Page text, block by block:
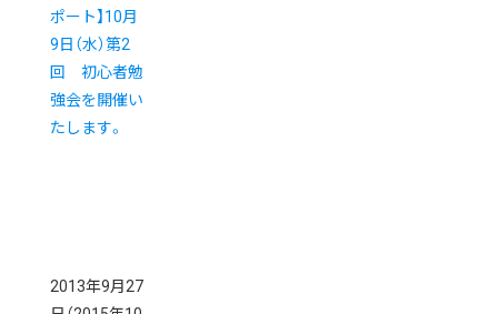
ポート】10月
9日（水）第2
回 初心者勉
強会を開催い
たします。
2013年9月27